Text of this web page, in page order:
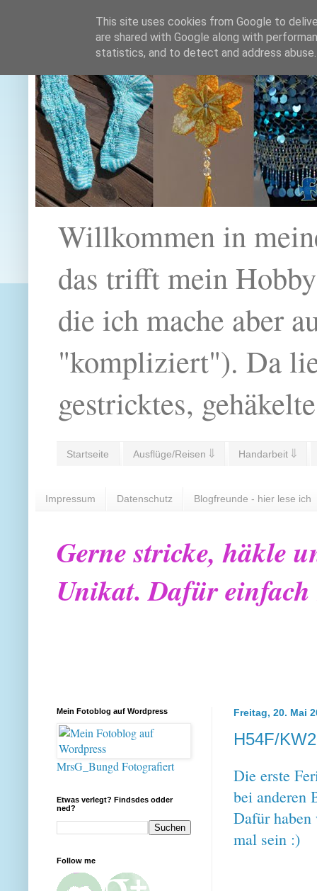
Willkommen in
das trifft mein
die ich mache aber
"kompliziert"). Da
gestricktes,
Startseite Ausflüge/Reisen ⇓ Handarbeit ⇓
Impressum Datenschutz Blogfreunde - hier lese ich
Gerne stricke, häkle
Unikat. Dafür
Freitag, 20. Mai
H54F/
Die erste
bei anderen
Dafür haben
mal sein :)
Mein Fotoblog auf Wordpress
MrsG_Bungd Fotografiert
Etwas verlegt? Findsdes odder
ned?
Follow me
This site uses cookies from Google to
are shared with Google along with
statistics, and to detect and address abuse.